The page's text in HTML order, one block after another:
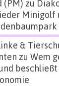
(PM) zu
Minigolf
&
zu Wem